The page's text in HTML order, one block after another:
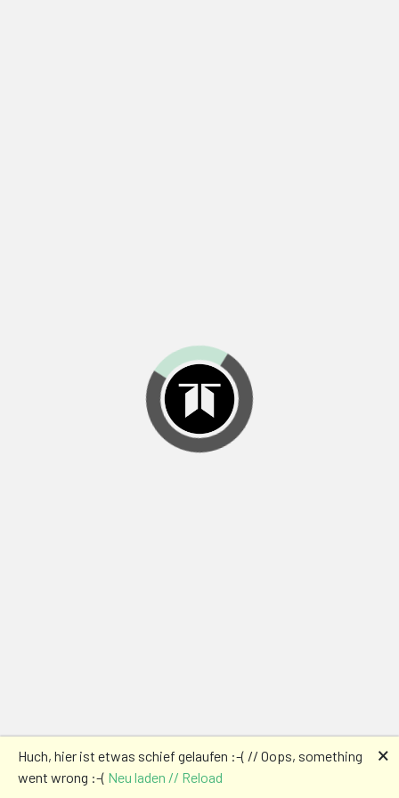
Huch, hier ist etwas schief gelaufen :-( // Oops, something
went wrong :-( Neu laden // Reload
🗙